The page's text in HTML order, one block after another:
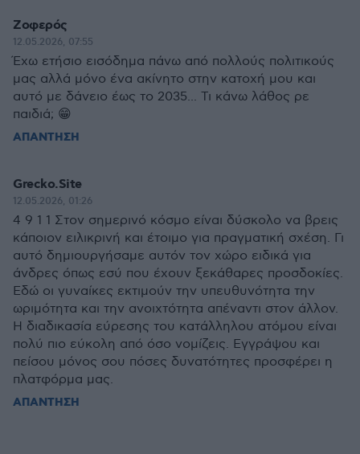
Ζοφερός
12.05.2026, 07:55
Έχω ετήσιο εισόδημα πάνω από πολλούς πολιτικούς
μας αλλά μόνο ένα ακίνητο στην κατοχή μου και
αυτό με δάνειο έως το 2035... Τι κάνω λάθος ρε
παιδιά; 😁
ΑΠΑΝΤΗΣΗ
Grecko.Site
12.05.2026, 01:26
4 9 1 1 Στον σημερινό κόσμο είναι δύσκολο να βρεις
κάποιον ειλικρινή και έτοιμο για πραγματική σχέση. Γι
αυτό δημιουργήσαμε αυτόν τον χώρο ειδικά για
άνδρες όπως εσύ που έχουν ξεκάθαρες προσδοκίες.
Εδώ οι γυναίκες εκτιμούν την υπευθυνότητα την
ωριμότητα και την ανοιχτότητα απέναντι στον άλλον.
Η διαδικασία εύρεσης του κατάλληλου ατόμου είναι
πολύ πιο εύκολη από όσο νομίζεις. Εγγράψου και
πείσου μόνος σου πόσες δυνατότητες προσφέρει η
πλατφόρμα μας.
ΑΠΑΝΤΗΣΗ